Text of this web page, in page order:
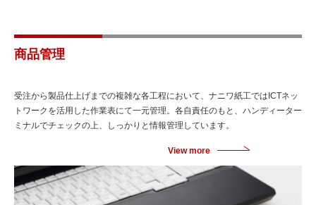
商品管理
受注から製品仕上げまでの複雑な各工程において、ナニワ紙工ではICTネッ
トワークを活用した作業表にて一元管理。各自責任のもと、ハンディーター
ミナルでチェックの上、しっかりと情報管理しています。
View more